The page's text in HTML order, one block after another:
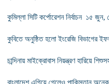
কুমিল্লা সিটি কর্পোরেশন নির্বাচন ১৫
কুবিতে অনুষ্ঠিত হলো ইংরেজি বিভাগের
চান্দিনায় মাইক্রোবাস নিয়ন্ত্রণ হারিয়ে
বাংলাদেশ এগিয়ে গেলেও পাকিস্তান